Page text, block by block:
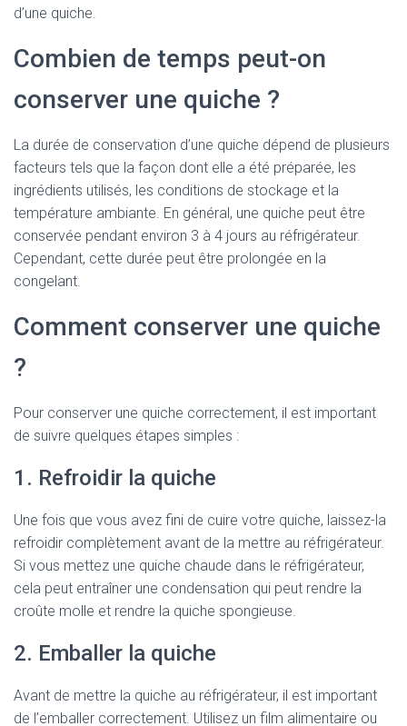
d’une quiche.
Combien de temps peut-on
conserver une quiche ?
La durée de conservation d’une quiche dépend de plusieurs
facteurs tels que la façon dont elle a été préparée, les
ingrédients utilisés, les conditions de stockage et la
température ambiante. En général, une quiche peut être
conservée pendant environ 3 à 4 jours au réfrigérateur.
Cependant, cette durée peut être prolongée en la
congelant.
Comment conserver une quiche
?
Pour conserver une quiche correctement, il est important
de suivre quelques étapes simples :
1. Refroidir la quiche
Une fois que vous avez fini de cuire votre quiche, laissez-la
refroidir complètement avant de la mettre au réfrigérateur.
Si vous mettez une quiche chaude dans le réfrigérateur,
cela peut entraîner une condensation qui peut rendre la
croûte molle et rendre la quiche spongieuse.
2. Emballer la quiche
Avant de mettre la quiche au réfrigérateur, il est important
de l’emballer correctement. Utilisez un film alimentaire ou